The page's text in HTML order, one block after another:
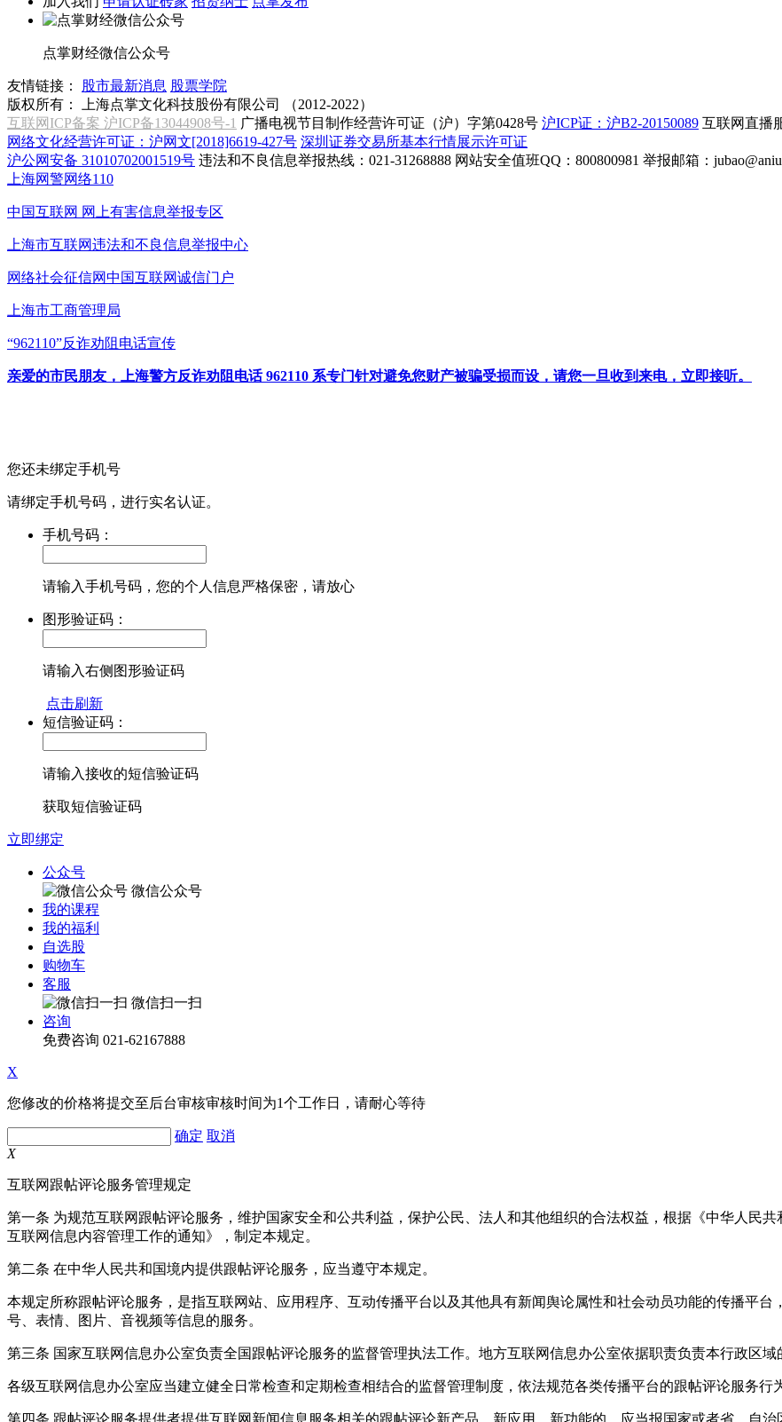
点掌财经微信公众号
友情链接： 股市最新消息 股票学院
版权所有：
上海点掌文化科技股份有限公司 （2012-2022）
互联网ICP备案 沪ICP备13044908号-1 广播电视节目制作经营许可证（沪）字第0428号 沪ICP证：沪B2-20150089 互联网直播
网络文化经营许可证：沪网文[2018]6619-427号 深圳证券交易所基本行情展示许可证
沪公网安备 31010702001519号 违法和不良信息举报热线：021-31268888 网站安全值班QQ：800800981 举报邮箱：
上海网警网络110
中国互联网 网上有害信息举报专区
上海市互联网违法和不良信息举报中心
网络社会征信网中国互联网诚信门户
上海市工商管理局
“962110”反诈劝阻电话宣传
亲爱的市民朋友，上海警方反诈劝阻电话 962110 系专门针对避免您财产被骗受损而设，请您一旦收到来电，立即接听。
您还未绑定手机号
请绑定手机号码，进行实名认证。
手机号码：
请输入手机号码，您的个人信息严格保密，请放心
图形验证码：
请输入右侧图形验证码
点击刷新
短信验证码：
请输入接收的短信验证码
获取短信验证码
立即绑定
公众号
微信公众号
我的课程
我的福利
自选股
购物车
客服
微信扫一扫
咨询
免费咨询 021-62167888
X
您修改的价格将提交至后台审核审核时间为1个工作日，请耐心等待
确定 取消
X
互联网跟帖评论服务管理规定
第一条 为规范互联网跟帖评论服务，维护国家安全和公共利益，保护公民、法人和其他组织的合法权益，根据《中华人民
互联网信息内容管理工作的通知》，制定本规定。
第二条 在中华人民共和国境内提供跟帖评论服务，应当遵守本规定。
本规定所称跟帖评论服务，是指互联网站、应用程序、互动传播平台以及其他具有新闻舆论属性和社会动员功能的传播平
号、表情、图片、音视频等信息的服务。
第三条 国家互联网信息办公室负责全国跟帖评论服务的监督管理执法工作。地方互联网信息办公室依据职责负责本行政区域
各级互联网信息办公室应当建立健全日常检查和定期检查相结合的监督管理制度，依法规范各类传播平台的跟帖评论服务行
第四条 跟帖评论服务提供者提供互联网新闻信息服务相关的跟帖评论新产品、新应用、新功能的，应当报国家或者省、自治